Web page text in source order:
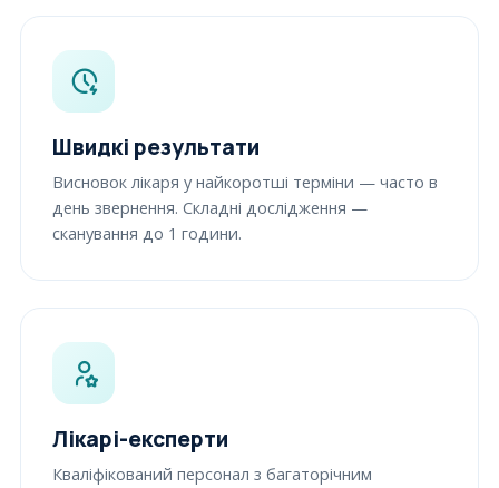
Швидкі результати
Висновок лікаря у найкоротші терміни — часто в
день звернення. Складні дослідження —
сканування до 1 години.
Лікарі-експерти
Кваліфікований персонал з багаторічним